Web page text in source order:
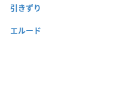
引きずり
エルード